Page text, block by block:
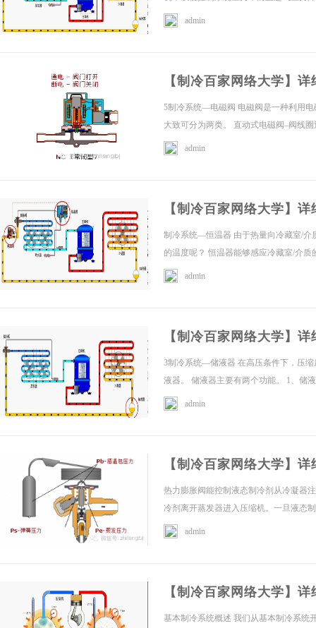
admin
【制冷百家网络大学】
5制冷系统—电磁阀 电磁阀是一种利用
大致可分为两类。 直动式电磁阀–阀线
admin
【制冷百家网络大学】
制冷系统—恒温器 由于热量向冷藏室/介
的温度呢？ 恒温器能够感应冷藏室/介
admin
【制冷百家网络大学】
3制冷系统—储液器 在高压条件下，压
液器。 储液器主要有两个功能。 1、储
admin
【制冷百家网络大学】
热力膨胀阀能控制液态制冷剂从冷凝器
冷剂离开蒸发器进入压缩机。一旦液态
admin
【制冷百家网络大学】
基本制冷系统概述 我们从基本制冷系统